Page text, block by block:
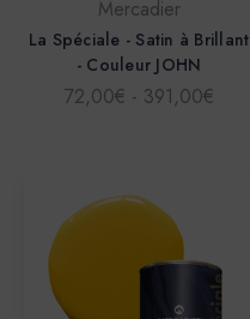
Mercadier
La Spéciale - Satin à Brillant
- Couleur JOHN
72,00€ - 391,00€